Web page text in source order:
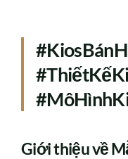
Giới thiệu về